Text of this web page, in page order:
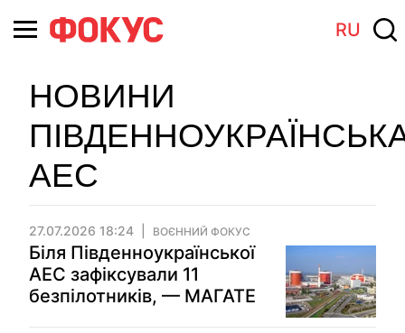
RU
НОВИНИ
АЕС
27.07.2026 18:24 ВОЄННИЙ ФОКУС
Біля Південноукраїнської
АЕС зафіксували 11
безпілотників, — МАГАТЕ